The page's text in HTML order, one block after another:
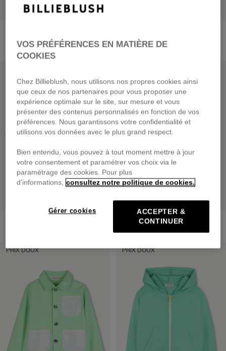
dès 29,00 €
Froissée
dès49,00 €
Pantalon De Jogging
PRIX DOUX PRIX DOUX
VOS PRÉFÉRENCES EN MATIÈRE DE
COOKIES
Chez Billieblush, nous utilisons nos propres cookies ainsi
que ceux de nos partenaires pour vous proposer une
expérience optimale sur le site, sur mesure et vous
présenter des contenus personnalisés en fonction de vos
préférences. Nous garantissons votre confidentialité et
utilisons vos données avec le plus grand respect.
Bien entendu, vous pouvez à tout moment mettre à jour
votre consentement et paramétrer vos choix via le
paramétrage des cookies. Pour plus
d'informations,
consultez notre politique de cookies.
Gérer cookies
ACCEPTER &
CONTINUER